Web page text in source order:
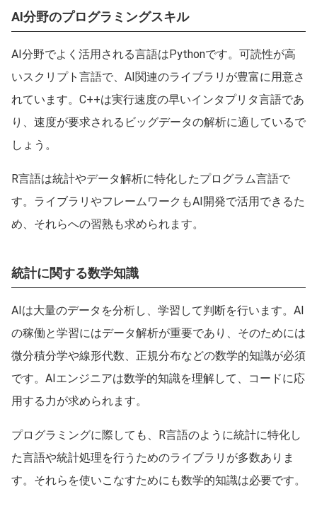
AI分野のプログラミングスキル
AI分野でよく活用される言語はPythonです。可読性が高
いスクリプト言語で、AI関連のライブラリが豊富に用意さ
れています。C++は実行速度の早いインタプリタ言語であ
り、速度が要求されるビッグデータの解析に適しているで
しょう。
R言語は統計やデータ解析に特化したプログラム言語で
す。ライブラリやフレームワークもAI開発で活用できるた
め、それらへの習熟も求められます。
統計に関する数学知識
AIは大量のデータを分析し、学習して判断を行います。AI
の稼働と学習にはデータ解析が重要であり、そのためには
微分積分学や線形代数、正規分布などの数学的知識が必須
です。AIエンジニアは数学的知識を理解して、コードに応
用する力が求められます。
プログラミングに際しても、R言語のように統計に特化し
た言語や統計処理を行うためのライブラリが多数ありま
す。それらを使いこなすためにも数学的知識は必要です。